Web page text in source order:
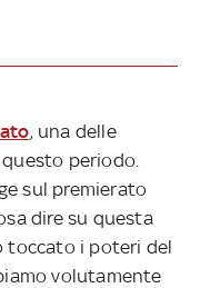
, una delle
periodo.
sul premierato
dire su questa
toccato i poteri del
volutamente